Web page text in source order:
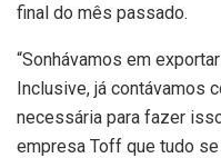
final do mês passado.
“Sonhávamos em
Inclusive, já contávamos
necessária para fazer
empresa Toff que tudo